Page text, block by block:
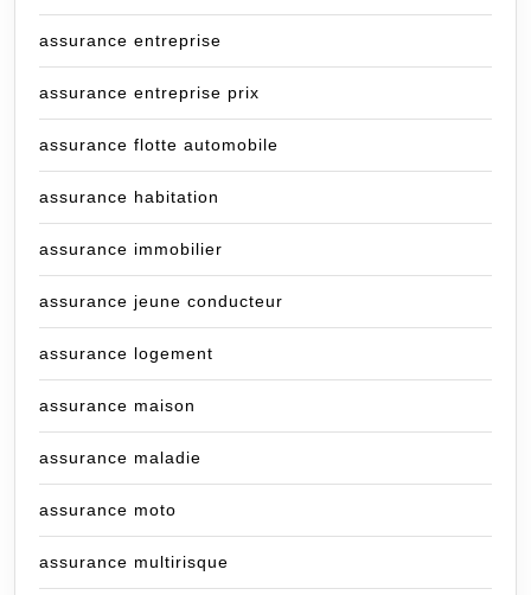
assurance entreprise
assurance entreprise prix
assurance flotte automobile
assurance habitation
assurance immobilier
assurance jeune conducteur
assurance logement
assurance maison
assurance maladie
assurance moto
assurance multirisque